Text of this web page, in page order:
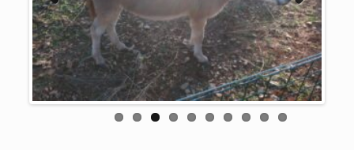
Previous Next